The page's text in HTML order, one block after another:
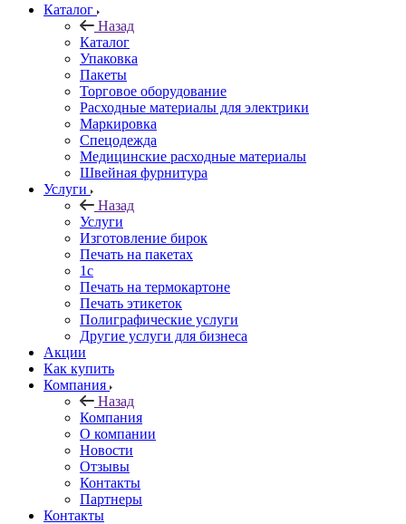
Каталог
Назад
Каталог
Упаковка
Пакеты
Торговое оборудование
Расходные материалы для электрики
Маркировка
Спецодежда
Медицинские расходные материалы
Швейная фурнитура
Услуги
Назад
Услуги
Изготовление бирок
Печать на пакетах
1c
Печать на термокартоне
Печать этикеток
Полиграфические услуги
Другие услуги для бизнеса
Акции
Как купить
Компания
Назад
Компания
О компании
Новости
Отзывы
Контакты
Партнеры
Контакты